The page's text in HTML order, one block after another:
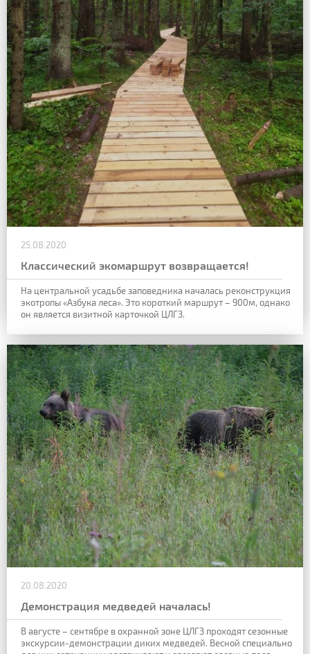
25.08.2020
Классический экомаршрут возвращается!
На центральной усадьбе заповедника началась реконструкция
экотропы «Азбука леса». Это короткий маршрут – 900м, однако
он является визитной карточкой ЦЛГЗ.
20.08.2020
Демонстрация медведей началась!
В августе – сентябре в охранной зоне ЦЛГЗ проходят сезонные
экскурсии-демонстрации диких медведей. Весной специально